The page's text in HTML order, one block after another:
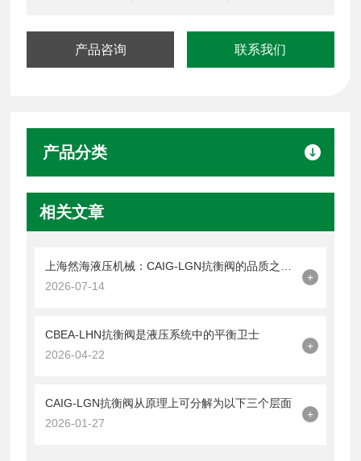
产品咨询 联系我们
产品分类
相关文章
2026-07-14
+
CBEA-LHN抗衡阀是液压系统中的平衡卫士
2026-04-22
+
CAIG-LGN抗衡阀从原理上可分解为以下三个层面
2026-01-27
+